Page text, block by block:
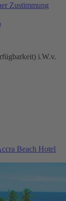
Zustimmung
i.W.v.
Beach Hotel